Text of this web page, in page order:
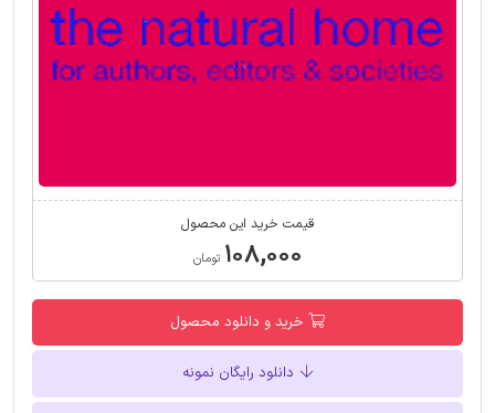
قیمت خرید این محصول
۱۰۸,۰۰۰ تومان
خرید و دانلود محصول
دانلود رایگان نمونه